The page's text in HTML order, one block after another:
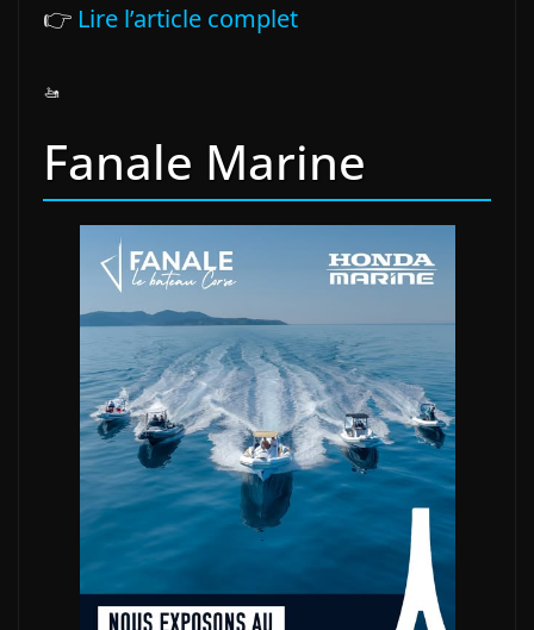
👉 Lire l’article complet
🚤
Fanale Marine